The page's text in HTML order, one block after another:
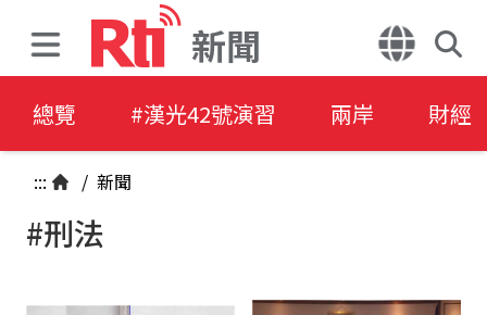
新聞
總覽 #漢光42號演習 兩岸 財經
::: / 新聞
#刑法